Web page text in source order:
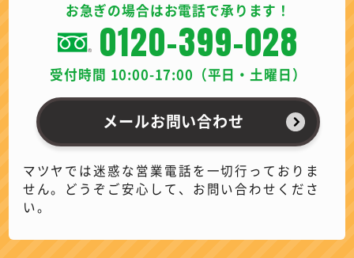
お急ぎの場合はお電話で承ります！
0120-399-028
受付時間 10:00-17:00（平日・土曜日）
メールお問い合わせ
マツヤでは迷惑な営業電話を一切行っておりま
せん。どうぞご安心して、お問い合わせくださ
い。